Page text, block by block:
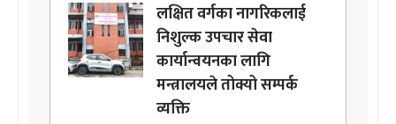
लक्षित वर्गका नागरिकलाई
निशुल्क उपचार सेवा
कार्यान्वयनका लागि
मन्त्रालयले तोक्यो सम्पर्क
व्यक्ति